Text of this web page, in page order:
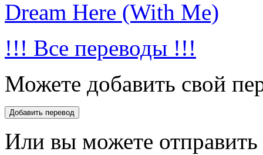
Dream Here (With Me)
!!! Все переводы !!!
Можете добавить свой
Или вы можете отправить